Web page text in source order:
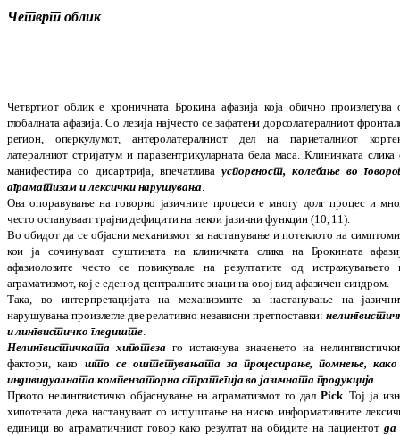
Четврт облик
Четвртиот облик е хроничната Брокина афа­зи­ја која обично произлегува
глобалната афа­зија. Со лезија најчесто се зафатени дор­со­­латералниот
регион, опер­ку­лу­мот, антеролатералниот дел на парие­талниот
латералниот стријатум и па­ра­вен­три­куларната бела маса. Клиничката слика
манифестира со дисартрија, впе­чат­ливауспо­реност, колебање во
агра­ма­ти­зам и лексички нарушувања.
Ова опоравување на говорно јазичните про­цеси е многу долг процес и
често ос­та­­нуваат трајни дефицити на некои ја­зични функ­ции (10, 11).
Во обидот да се објасни механизмот за нас­та­­нување и потеклото на
кои ја со­чинуваат суштината на клиничката слика на Брокината
афазиолозите често се по­викувале на резултатите од истра­жу­ва­ње­то
аграматизмот, кој е еден од цент­рал­ни­те знаци на овој вид афазичен син­дром.
Така, во интерпретацијата на механизмите за нас­танување на
нарушувања про­из­легле две релативно независни прет­по­став­ки:
и лингвистичко гле­диште.
Нелингвистичката хипотезаго истакнува зна­чењето на
фактори, како што се оштетувањата за про­це­си­рање, помнење,
индивидуалната ком­­пе­н­заторна стратегија во јазичната про­дукција.
Првото нелингвистичко објаснување на агра­­матизмот го далPick. Тој ја
хипо­те­­зата дека настануваат со испуштање на нис­ко информативните
единици во агра­­матичниот говор како резултат на оби­дите на пациентот да